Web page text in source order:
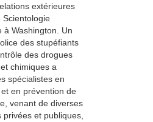
extérieures
Scientologie
à Washington. Un
des stupéfiants
des drogues
chimiques a
spécialistes en
en prévention de
venant de diverses
et publiques,